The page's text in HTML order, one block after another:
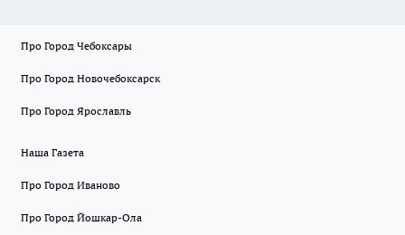
Про Город Чебоксары
Про Город Новочебоксарск
Про Город Ярославль
Наша Газета
Про Город Иваново
Про Город Йошкар-Ола